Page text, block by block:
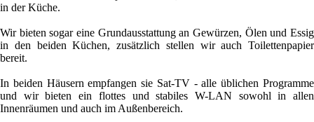
in der Küche.
Wir bieten sogar eine Grundausstattung an Gewürzen, Ölen und Essig
in den beiden Küchen, zusätzlich stellen wir auch Toilettenpapier
bereit.
In beiden Häusern empfangen sie Sat-TV - alle üblichen Programme
und wir bieten ein flottes und stabiles W-LAN sowohl in allen
Innenräumen und auch im Außenbereich.